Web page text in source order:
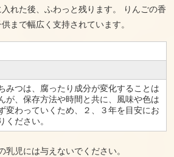
れた後、ふわっと残ります。 りんごの香
まで幅広く支持されています。
みつは、腐ったり成分が変化することは
が、保存方法や時間と共に、風味や色は
変わっていくため、２、３年を目安にお
ください。
児には与えないでください。